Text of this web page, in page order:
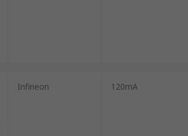
Infineon 120mA